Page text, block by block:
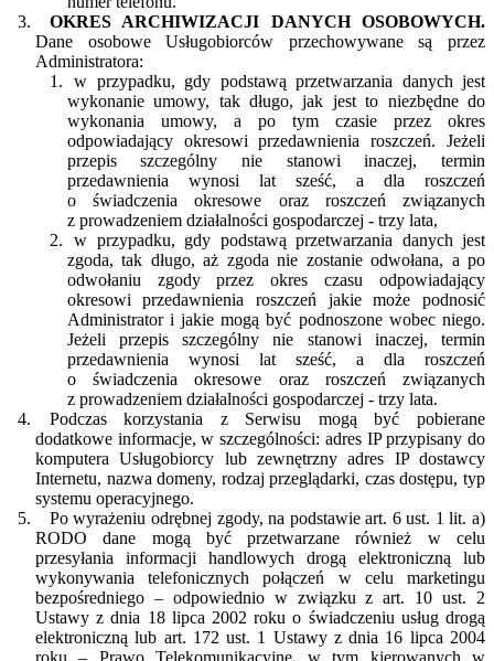
OKRES ARCHIWIZACJI DANYCH OSOBOWYCH.
Dane osobowe Usługobiorców przechowywane są przez
Administratora:
w przypadku, gdy podstawą przetwarzania danych jest
wykonanie umowy, tak długo, jak jest to niezbędne do
wykonania umowy, a po tym czasie przez okres
odpowiadający okresowi przedawnienia roszczeń. Jeżeli
przepis szczególny nie stanowi inaczej, termin
przedawnienia wynosi lat sześć, a dla roszczeń
o świadczenia okresowe oraz roszczeń związanych
z prowadzeniem działalności gospodarczej - trzy lata,
w przypadku, gdy podstawą przetwarzania danych jest
zgoda, tak długo, aż zgoda nie zostanie odwołana, a po
odwołaniu zgody przez okres czasu odpowiadający
okresowi przedawnienia roszczeń jakie może podnosić
Administrator i jakie mogą być podnoszone wobec niego.
Jeżeli przepis szczególny nie stanowi inaczej, termin
przedawnienia wynosi lat sześć, a dla roszczeń
o świadczenia okresowe oraz roszczeń związanych
z prowadzeniem działalności gospodarczej - trzy lata.
Podczas korzystania z Serwisu mogą być pobierane
dodatkowe informacje, w szczególności: adres IP przypisany do
komputera Usługobiorcy lub zewnętrzny adres IP dostawcy
Internetu, nazwa domeny, rodzaj przeglądarki, czas dostępu, typ
systemu operacyjnego.
Po wyrażeniu odrębnej zgody, na podstawie art. 6 ust. 1 lit. a)
RODO dane mogą być przetwarzane również w celu
przesyłania informacji handlowych drogą elektroniczną lub
wykonywania telefonicznych połączeń w celu marketingu
bezpośredniego – odpowiednio w związku z art. 10 ust. 2
Ustawy z dnia 18 lipca 2002 roku o świadczeniu usług drogą
elektroniczną lub art. 172 ust. 1 Ustawy z dnia 16 lipca 2004
roku – Prawo Telekomunikacyjne, w tym kierowanych w